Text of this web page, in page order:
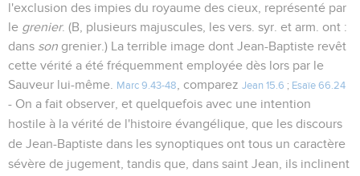
l'exclusion des impies du royaume des cieux, représenté par
le grenier. (B, plusieurs majuscules, les vers. syr. et arm. ont :
dans son grenier.) La terrible image dont Jean-Baptiste revêt
cette vérité a été fréquemment employée dès lors par le
Sauveur lui-même.
Marc 9.43-48 , comparez Jean 15.6 ; Esaïe 66.24
- On a fait observer, et quelquefois avec une intention
hostile à la vérité de l'histoire évangélique, que les discours
de Jean-Baptiste dans les synoptiques ont tous un caractère
sévère de jugement, tandis que, dans saint Jean, ils inclinent